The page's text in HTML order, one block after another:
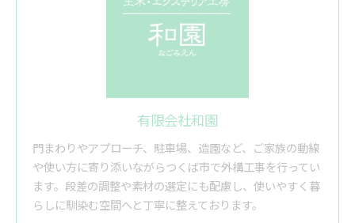
有限会社和園
門まわりやアプローチ、駐車場、造園など、ご家族の動線
や使い方に寄り添いながらつくば市で外構工事を行ってい
ます。段差の調整や素材の選定にも配慮し、使いやすく暮
らしに馴染む空間へと丁寧に整えております。